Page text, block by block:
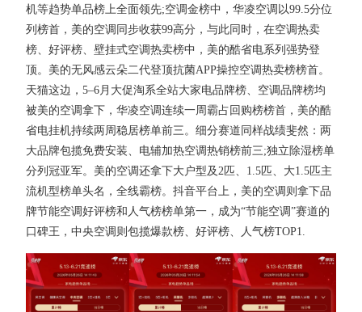
机等趋势单品榜上全面领先;空调金榜中，华凌空调以99.5分位
列榜首，美的空调同步收获99高分，与此同时，在空调热卖
榜、好评榜、壁挂式空调热卖榜中，美的酷省电系列强势登
顶。美的无风感云朵二代登顶抗菌APP操控空调热卖榜榜首。
天猫这边，5–6月大促淘系全站大家电品牌榜、空调品牌榜均
被美的空调拿下，华凌空调连续一周霸占回购榜榜首，美的酷
省电挂机持续两周稳居榜单前三。细分赛道同样战绩斐然：两
大品牌包揽免费安装、电辅加热空调热销榜前三;独立除湿榜单
分列冠亚军。美的空调还拿下大户型及2匹、1.5匹、大1.5匹主
流机型榜单头名，全线霸榜。抖音平台上，美的空调则拿下品
牌节能空调好评榜和人气榜榜单第一，成为“节能空调”赛道的
口碑王，中央空调则包揽爆款榜、好评榜、人气榜TOP1.